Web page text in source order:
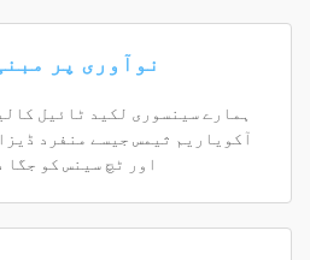
نوآوری پر
ہمارے سینسوری لکید ٹائیل
آکویاریم ثیمس جیسے منفرد
اور ٹچ سینس کو جگا